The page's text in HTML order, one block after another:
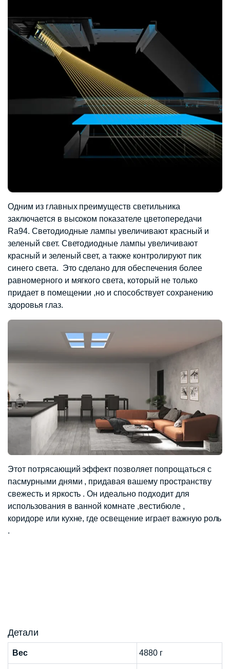
Одним из главных преимуществ светильника
заключается в высоком показателе цветопередачи
Ra94. Светодиодные лампы увеличивают красный и
зеленый свет. Светодиодные лампы увеличивают
красный и зеленый свет, а также контролируют пик
синего света. Это сделано для обеспечения более
равномерного и мягкого света, который не только
придает в помещении ,но и способствует сохранению
здоровья глаз.
Этот потрясающий эффект позволяет попрощаться с
пасмурными днями , придавая вашему пространству
свежесть и яркость . Он идеально подходит для
использования в ванной комнате ,вестибюле ,
коридоре или кухне, где освещение играет важную роль
.
Детали
Вес 4880 г